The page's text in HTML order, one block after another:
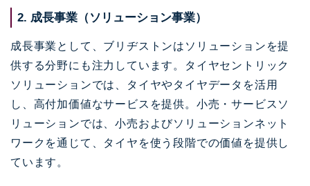
2. 成長事業（ソリューション事業）
成長事業として、ブリヂストンはソリューションを提
供する分野にも注力しています。タイヤセントリック
ソリューションでは、タイヤやタイヤデータを活用
し、高付加価値なサービスを提供。小売・サービスソ
リューションでは、小売およびソリューションネット
ワークを通じて、タイヤを使う段階での価値を提供し
ています。